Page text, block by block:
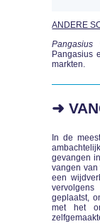
ANDERE
Pangasius
Pangasius
markten.
➜
In de
gevangen
vangen
een
geplaatst,
met het